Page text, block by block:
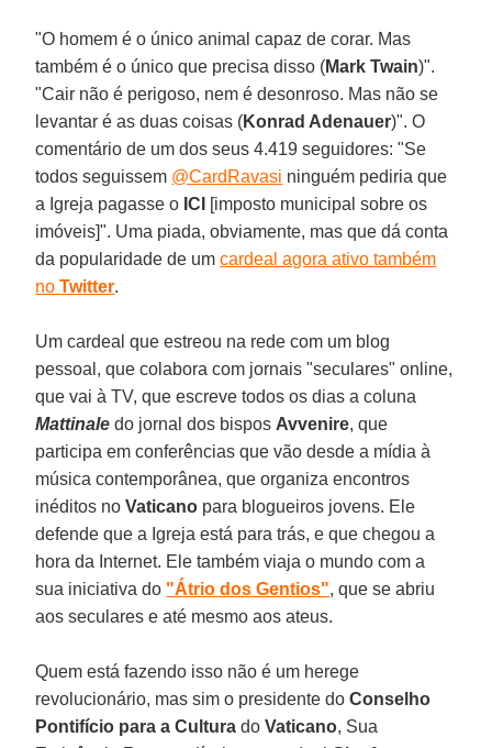
"O homem é o único animal capaz de corar. Mas
também é o único que precisa disso (Mark Twain)".
"Cair não é perigoso, nem é desonroso. Mas não se
levantar é as duas coisas (Konrad Adenauer)". O
comentário de um dos seus 4.419 seguidores: "Se
todos seguissem @CardRavasi ninguém pediria que
a Igreja pagasse o ICI [imposto municipal sobre os
imóveis]". Uma piada, obviamente, mas que dá conta
da popularidade de umcardeal agora ativo também
noTwitter.
Um cardeal que estreou na rede com um blog
pessoal, que colabora com jornais "seculares" online,
que vai à TV, que escreve todos os dias a coluna
Mattinaledo jornal dos bispos Avvenire, que
participa em conferências que vão desde a mídia à
música contemporânea, que organiza encontros
inéditos noVaticano para blogueiros jovens. Ele
defende que a Igreja está para trás, e que chegou a
hora da Internet. Ele também viaja o mundo com a
sua iniciativa do "Átrio dos Gentios", que se abriu
aos seculares e até mesmo aos ateus.
Quem está fazendo isso não é um herege
revolucionário, mas sim o presidente doConselho
Pontifício para a CulturadoVaticano, Sua